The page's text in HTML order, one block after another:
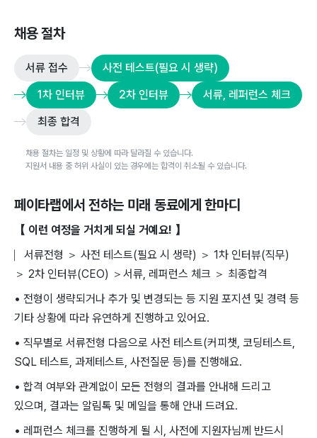
채용 절차
서류 접수
사전 테스트(필요 시 생략)
1차 인터뷰
2차 인터뷰
서류, 레퍼런스 체크
최종 합격
채용 절차는 일정 및 상황에 따라 달라질 수 있습니다.
지원서 내용 중 허위 사실이 있는 경우에는 합격이 취소될 수 있습니다.
페이타랩에서 전하는 미래 동료에게 한마디
【 이런 여정을 거치게 되실 거예요! 】
⎸서류전형 ＞ 사전 테스트(필요 시 생략) ＞ 1차 인터뷰(직무)
＞ 2차 인터뷰(CEO) ＞서류, 레퍼런스 체크 ＞ 최종합격
• 전형이 생략되거나 추가 및 변경되는 등 지원 포지션 및 경력 등
기타 상황에 따라 유연하게 진행하고 있어요.
• 직무별로 서류전형 다음으로 사전 테스트(커피챗, 코딩테스트,
SQL 테스트, 과제테스트, 사전질문 등)를 진행해요.
• 합격 여부와 관계없이 모든 전형의 결과를 안내해 드리고
있으며, 결과는 알림톡 및 메일을 통해 안내 드려요.
• 레퍼런스 체크를 진행하게 될 시, 사전에 지원자님께 반드시